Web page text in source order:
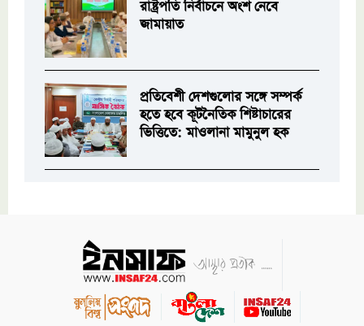
রাষ্ট্রপতি নির্বাচনে অংশ নেবে
জামায়াত
প্রতিবেশী দেশগুলোর সঙ্গে সম্পর্ক
হতে হবে কূটনৈতিক শিষ্টাচারের
ভিত্তিতে: মাওলানা মামুনুল হক